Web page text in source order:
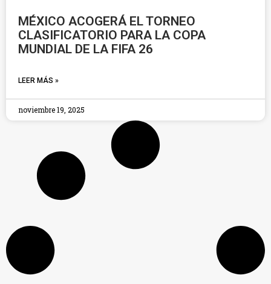
MÉXICO ACOGERÁ EL TORNEO
CLASIFICATORIO PARA LA COPA
MUNDIAL DE LA FIFA 26
LEER MÁS »
noviembre 19, 2025